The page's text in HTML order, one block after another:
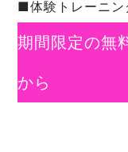
■体験トレーニ
期間限定の無
から